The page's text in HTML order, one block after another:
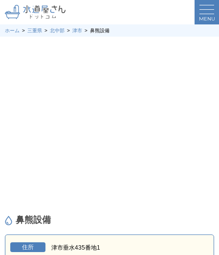
MENU
ホーム 三重県 北中部 津市 鼻熊設備
鼻熊設備
住所 津市垂水435番地1